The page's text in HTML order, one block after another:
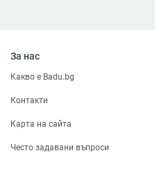
За нас
Какво е Badu.bg
Контакти
Карта на сайта
Често задавани въпроси